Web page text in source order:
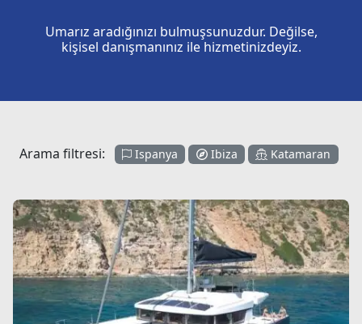
kişisel danışmanınız ile hizmetinizdeyiz.